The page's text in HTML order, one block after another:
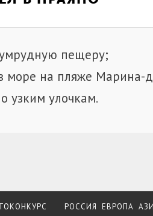
пещеру;
море на пляже Марина-
узким улочкам.
РОССИЯ ЕВРОПА